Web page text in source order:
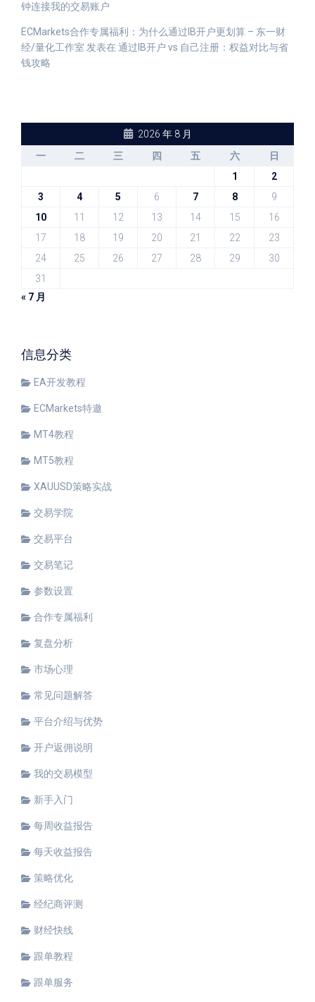
钟连接我的交易账户
ECMarkets合作专属福利：为什么通过IB开户更划算 – 东一财
经/量化工作室 发表在 通过IB开户 vs 自己注册：权益对比与省
钱攻略
2026 年 8 月
一
二 三 四 五 六
日
1
2
3
4 5 6 7 8
9
10
11 12 13 14 15
16
17
18 19 20 21 22
23
24
25 26 27 28 29
30
31
« 7 月
信息分类
EA开发教程
ECMarkets特邀
MT4教程
MT5教程
XAUUSD策略实战
交易学院
交易平台
交易笔记
参数设置
合作专属福利
复盘分析
市场心理
常见问题解答
平台介绍与优势
开户返佣说明
我的交易模型
新手入门
每周收益报告
每天收益报告
策略优化
经纪商评测
财经快线
跟单教程
跟单服务